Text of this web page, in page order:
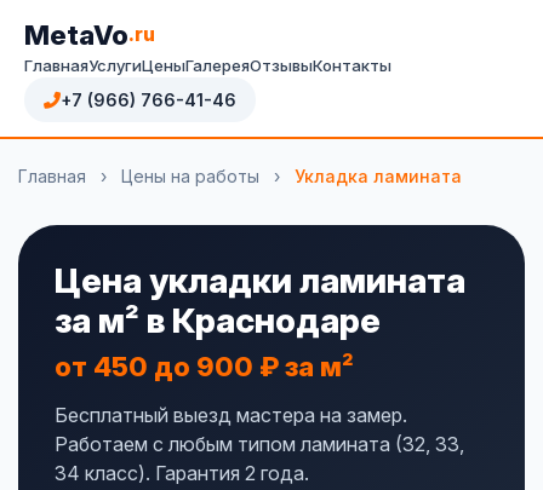
MetaVo.ru
ГлавнаяУслугиЦеныГалереяОтзывыКонтакты
+7 (966) 766-41-46
Главная › Цены на работы › Укладка ламината
Цена укладки ламината
за м² в Краснодаре
от 450 до 900 ₽ за м²
Бесплатный выезд мастера на замер.
Работаем с любым типом ламината (32, 33,
34 класс). Гарантия 2 года.